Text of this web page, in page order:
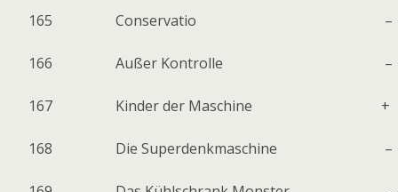
165 Conservatio –
166 Außer Kontrolle –
167 Kinder der Maschine +
168 Die Superdenkmaschine –